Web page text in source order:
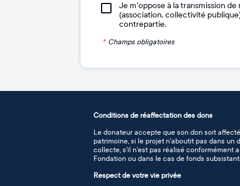
Je m'oppose à la transmission
(association, collectivité
contrepartie.
* Champs obligatoires
Conditions de réaffectation des dons
Le donateur accepte que son don soit
patrimoine, si le projet n’aboutit pas dans
collecte, s’il n’est pas réalisé conformément
Fondation ou dans le cas de fonds
Respect de votre vie privée